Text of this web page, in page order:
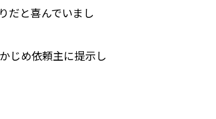
だと喜んでいまし
じめ依頼主に提示し